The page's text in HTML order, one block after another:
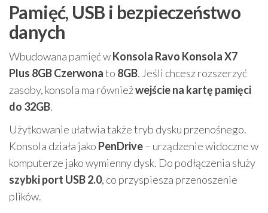
Pamięć, USB i bezpieczeństwo
danych
Wbudowana pamięć wKonsola Ravo Konsola X7
Plus 8GB Czerwonato 8GB. Jeśli chcesz rozszerzyć
zasoby, konsola ma równieżwejście na kartę pamięci
do 32GB.
Użytkowanie ułatwia także tryb dysku przenośnego.
Konsola działa jako PenDrive– urządzenie widoczne w
komputerze jako wymienny dysk. Do podłączenia służy
szybki port USB 2.0, co przyspiesza przenoszenie
plików.